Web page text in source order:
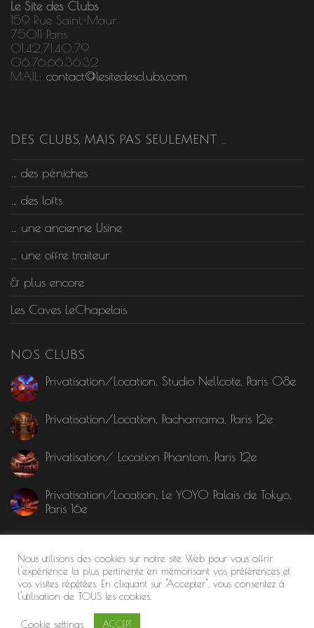
Le Site des Clubs
159 Rue Saint-Maur
75011 Paris
01.42.71.40.79
06.76.66.36.32
MAIL: contact@lesitedesclubs.com
DES CLUBS, MAIS PAS SEULEMENT …
… des péniches
… des lofts
… une ancienne Usine
… une offre traiteur
& plus encore
Les Caves LeChapelais
NOS CLUBS
Privatisation/Location, Studio Nellcote, Paris 08e
Privatisation/Location, Pachamama, Paris 12e
Privatisation/ Location Phantom, Paris 12e
Privatisation/Location, Le YOYO Palais de Tokyo,
Paris 16e
Nous utilisons des cookies sur notre site Web pour vous offrir
l'expérience la plus pertinente en mémorisant vos préférences et
vos visites répétées. En cliquant sur "Accepter", vous consentez à
l'utilisation de TOUS les cookies.
Cookie settings ACCEPT